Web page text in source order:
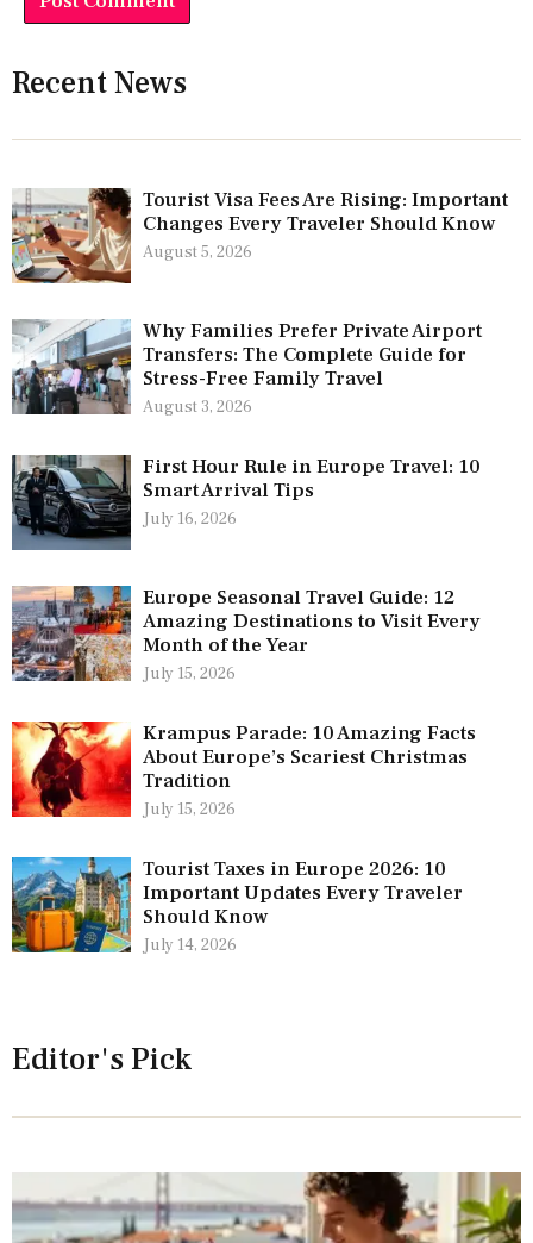
Recent News
Tourist Visa Fees Are Rising: Important
Changes Every Traveler Should Know
August 5, 2026
Why Families Prefer Private Airport
Transfers: The Complete Guide for
Stress-Free Family Travel
August 3, 2026
First Hour Rule in Europe Travel: 10
Smart Arrival Tips
July 16, 2026
Europe Seasonal Travel Guide: 12
Amazing Destinations to Visit Every
Month of the Year
July 15, 2026
Krampus Parade: 10 Amazing Facts
About Europe’s Scariest Christmas
Tradition
July 15, 2026
Tourist Taxes in Europe 2026: 10
Important Updates Every Traveler
Should Know
July 14, 2026
Editor's Pick